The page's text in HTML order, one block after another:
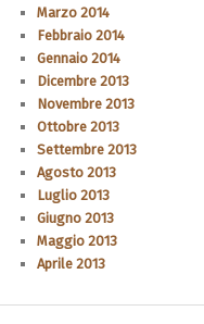
Marzo 2014
Febbraio 2014
Gennaio 2014
Dicembre 2013
Novembre 2013
Ottobre 2013
Settembre 2013
Agosto 2013
Luglio 2013
Giugno 2013
Maggio 2013
Aprile 2013